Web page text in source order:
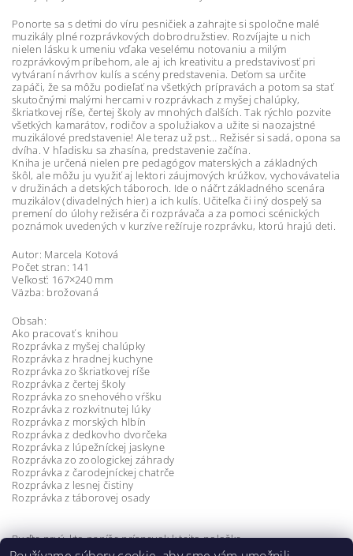
Ponorte sa s deťmi do víru pesničiek a zahrajte si spoločne malé
muzikály plné rozprávkových dobrodružstiev. Rozvíjajte u nich
nielen lásku k umeniu vďaka veselému notovaniu a milým
rozprávkovým príbehom, ale aj ich kreativitu a predstavivosť pri
vytváraní návrhov kulís a scény predstavenia. Deťom sa určite
zapáči, že sa môžu podieľať na všetkých prípravách a potom sa stať
skutočnými malými hercami v rozprávkach z myšej chalúpky,
škriatkovej ríše, čertej školy av mnohých ďalších. Tak rýchlo pozvite
všetkých kamarátov, rodičov a spolužiakov a užite si naozajstné
muzikálové predstavenie! Ale teraz už pst… Režisér si sadá, opona sa
dvíha. V hľadisku sa zhasína, predstavenie začína.
Kniha je určená nielen pre pedagógov materských a základných
škôl, ale môžu ju využiť aj lektori záujmových krúžkov, vychovávatelia
v družinách a detských táboroch. Ide o náčrt základného scenára
muzikálov (divadelných hier) a ich kulís. Učiteľka či iný dospelý sa
premení do úlohy režiséra či rozprávača a za pomoci scénických
poznámok uvedených v kurzíve režíruje rozprávku, ktorú hrajú deti.
Autor: Marcela Kotová
Počet stran: 141
Veľkosť: 167×240 mm
Väzba: brožovaná
Obsah:
Ako pracovať s knihou
Rozprávka z myšej chalúpky
Rozprávka z hradnej kuchyne
Rozprávka zo škriatkovej ríše
Rozprávka z čertej školy
Rozprávka zo snehového vŕšku
Rozprávka z rozkvitnutej lúky
Rozprávka z morských hlbín
Rozprávka z dedkovho dvorčeka
Rozprávka z lúpežníckej jaskyne
Rozprávka zo zoologickej záhrady
Rozprávka z čarodejníckej chatrče
Rozprávka z lesnej čistiny
Rozprávka z táborovej osady
Buďte prvý, kto napíše príspevok k tejto položke.